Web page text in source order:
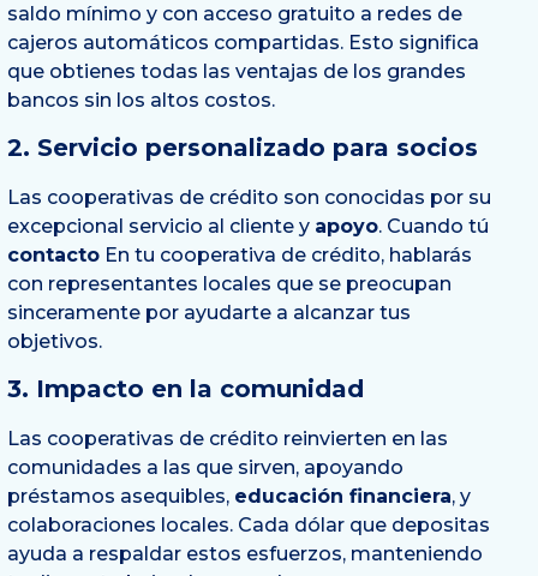
saldo mínimo y con acceso gratuito a redes de
cajeros automáticos compartidas. Esto significa
que obtienes todas las ventajas de los grandes
bancos sin los altos costos.
2. Servicio personalizado para socios
Las cooperativas de crédito son conocidas por su
excepcional servicio al cliente y apoyo. Cuando tú
contacto En tu cooperativa de crédito, hablarás
con representantes locales que se preocupan
sinceramente por ayudarte a alcanzar tus
objetivos.
3. Impacto en la comunidad
Las cooperativas de crédito reinvierten en las
comunidades a las que sirven, apoyando
préstamos asequibles, educación financiera, y
colaboraciones locales. Cada dólar que depositas
ayuda a respaldar estos esfuerzos, manteniendo